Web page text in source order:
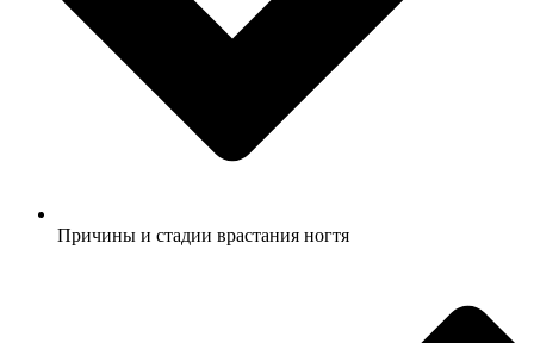
Причины и стадии врастания ногтя